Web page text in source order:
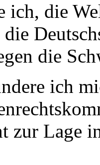
ich, die
die
die
ich
zur Lage